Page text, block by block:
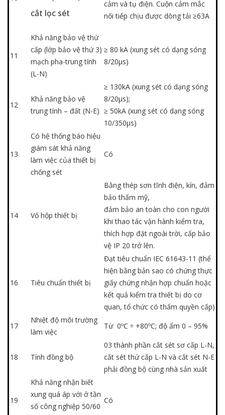
cắt lọc sét
cảm và tụ điện. Cuộn cảm mắc
nối tiếp chịu được dòng tải ≥63A
11
Khả năng bảo vệ thứ
cấp (lớp bảo vệ thứ 3)
mạch pha-trung tính
(L-N)
≥ 80 kA (xung sét có dạng sóng
8/20µs)
12
Khả năng bảo vệ
trung tính – đất (N-E)
≥ 130kA (xung sét có dạng sóng
8/20µs);
≥ 50kA (xung sét có dạng sóng
10/350µs)
13
Có hệ thống báo hiệu
giám sát khả năng
làm việc của thiết bị
chống sét
Có
14 Vỏ hộp thiết bị
Bằng thép sơn tĩnh điện, kín, đảm
bảo thẩm mỹ,
đảm bảo an toàn cho con người
khi thao tác vận hành kiểm tra,
thích hợp đặt ngoài trời, cấp bảo
vệ IP 20 trở lên.
16 Tiêu chuẩn thiết bị
Đạt tiêu chuẩn IEC 61643-11 (thể
hiện bằng bản sao có chứng thực
giấy chứng nhận hợp chuẩn hoặc
kết quả kiểm tra thiết bị do cơ
quan, tổ chức có thẩm quyền cấp)
17
Nhiệt độ môi trường
làm việc
Từ 0ºC ÷ +80ºC; độ ẩm 0 – 95%
18 Tính đồng bộ
03 thành phần cắt sét sơ cấp L-N,
cắt sét thứ cấp L-N và cắt sét N-E
phải đồng bộ cùng nhà sản xuất
19
Khả năng nhận biết
xung quá áp với ở tần
số công nghiệp 50/60
Có